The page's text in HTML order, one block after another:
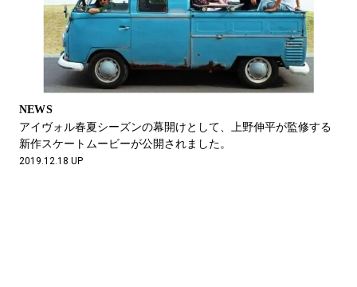
NEWS
アイヴォル春夏シーズンの幕開けとして、上野伸平が監修する
新作スケートムービーが公開されました。
2019.12.18 UP